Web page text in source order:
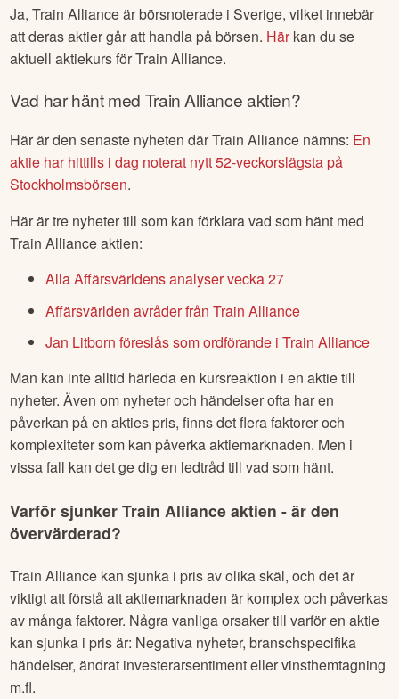
Ja,Train Allianceär börsnoterade i Sverige, vilket innebär
att deras aktier går att handla på börsen. Härkan du se
aktuell aktiekurs förTrain Alliance.
Vad har hänt med Train Allianceaktien?
Här är den senaste nyheten därTrain Alliance nämns: En
aktie har hittills i dag noterat nytt 52-veckorslägsta på
Stockholmsbörsen.
Här är tre nyheter till som kan förklara vad som hänt med
Train Allianceaktien:
Alla Affärsvärldens analyser vecka 27
Affärsvärlden avråder från Train Alliance
Jan Litborn föreslås som ordförande i Train Alliance
Man kan inte alltid härleda en kursreaktion i en aktie till
nyheter. Även om nyheter och händelser ofta har en
påverkan på en akties pris, finns det flera faktorer och
komplexiteter som kan påverka aktiemarknaden. Men i
vissa fall kan det ge dig en ledtråd till vad som hänt.
Varför sjunkerTrain Alliance aktien - är den
övervärderad?
Train Alliance kan sjunka i pris av olika skäl, och det är
viktigt att förstå att aktiemarknaden är komplex och påverkas
av många faktorer. Några vanliga orsaker till varför en aktie
kan sjunka i pris är: Negativa nyheter, branschspecifika
händelser, ändrat investerarsentiment eller vinsthemtagning
m.fl.